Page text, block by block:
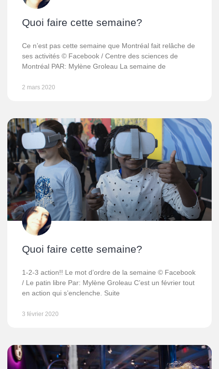
Quoi faire cette semaine?
Ce n’est pas cette semaine que Montréal fait relâche de
ses activités © Facebook / Centre des sciences de
Montréal PAR: Mylène Groleau La semaine de
2 mars 2020
Quoi faire cette semaine?
1-2-3 action!! Le mot d’ordre de la semaine © Facebook
/ Le patin libre Par: Mylène Groleau C’est un février tout
en action qui s’enclenche. Suite
3 février 2020